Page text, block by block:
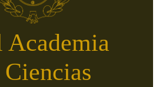
Academia
Ciencias